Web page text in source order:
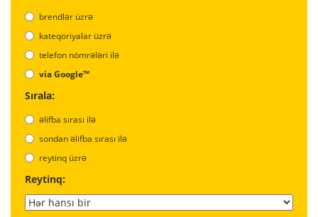
brendlər üzrə
kateqoriyalar üzrə
telefon nömrələri ilə
via Google™
Sırala:
əlifba sırası ilə
sondan əlifba sırası ilə
reytinq üzrə
Reytinq: